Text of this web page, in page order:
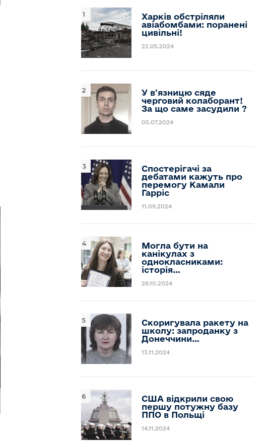
Харків обстріляли
авіабомбами: поранені
цивільні!
22.05.2024
У вʼязницю сяде
черговий колаборант!
За що саме засудили ?
05.07.2024
Спостерігачі за
дебатами кажуть про
перемогу Камали
Гарріс
11.09.2024
Могла бути на
канікулах з
однокласниками:
історія…
28.10.2024
Скоригувала ракету на
школу: запроданку з
Донеччини…
13.11.2024
США відкрили свою
першу потужну базу
ППО в Польщі
14.11.2024